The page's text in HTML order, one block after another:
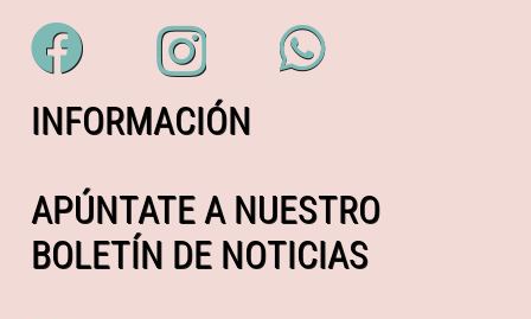
INFORMACIÓN
APÚNTATE A NUESTRO
BOLETÍN DE NOTICIAS